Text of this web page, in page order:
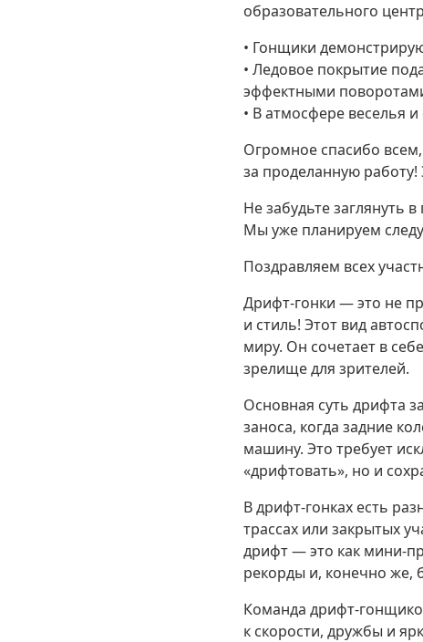
образовательного
• Гонщики
• Ледовое покрытие
эффектными
• В атмосфере веселья
Огромное спасибо
за проделанную
Не забудьте заглянуть
Мы уже планируем
Поздравляем всех
Дрифт-гонки — это не
и стиль! Этот вид
миру. Он сочетает в
зрелище для зрителей.
Основная суть дрифта
заноса, когда задние
машину. Это требует
«дрифтовать», но и
В дрифт-гонках есть
трассах или закрытых
дрифт — это как мини-
рекорды и, конечно же,
Команда дрифт-
к скорости, дружбы и